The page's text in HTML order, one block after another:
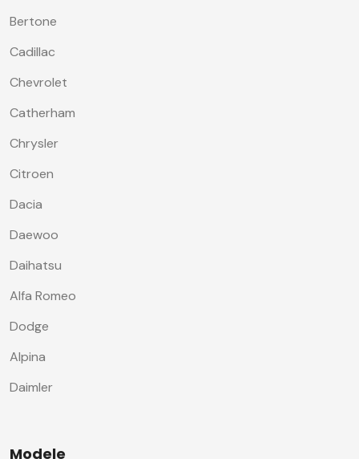
Bertone
Cadillac
Chevrolet
Catherham
Chrysler
Citroen
Dacia
Daewoo
Daihatsu
Alfa Romeo
Dodge
Alpina
Daimler
Modele